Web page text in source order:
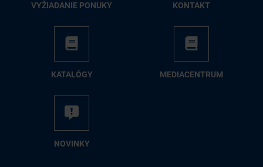
VY­ŽIA­DA­NIE PO­NU­KY KON­TAKT
KA­TA­LÓ­GY ME­DIA­CEN­TRUM
NO­VIN­KY